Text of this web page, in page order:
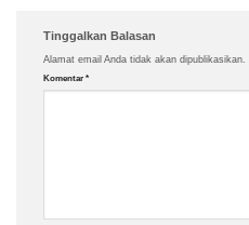
Tinggalkan Balasan
Alamat email Anda tidak akan dipublikasikan.
Komentar *